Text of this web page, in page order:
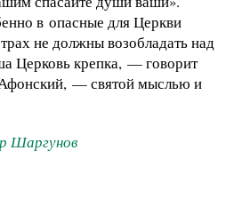
в опасные для Церкви
не должны возобладать над
Церковь крепка, — говорит
— святой мыслью и
Шаргунов